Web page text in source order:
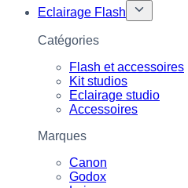
Eclairage Flash
Catégories
Flash et accessoires
Kit studios
Eclairage studio
Accessoires
Marques
Canon
Godox